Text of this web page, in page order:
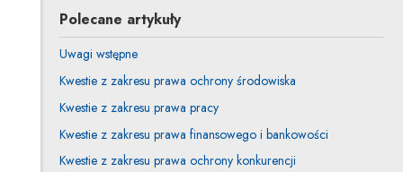
Polecane artykuły
Uwagi wstępne
Kwestie z zakresu prawa ochrony środowiska
Kwestie z zakresu prawa pracy
Kwestie z zakresu prawa finansowego i bankowości
Kwestie z zakresu prawa ochrony konkurencji